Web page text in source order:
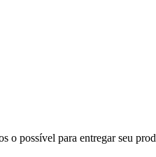
o possível para entregar seu